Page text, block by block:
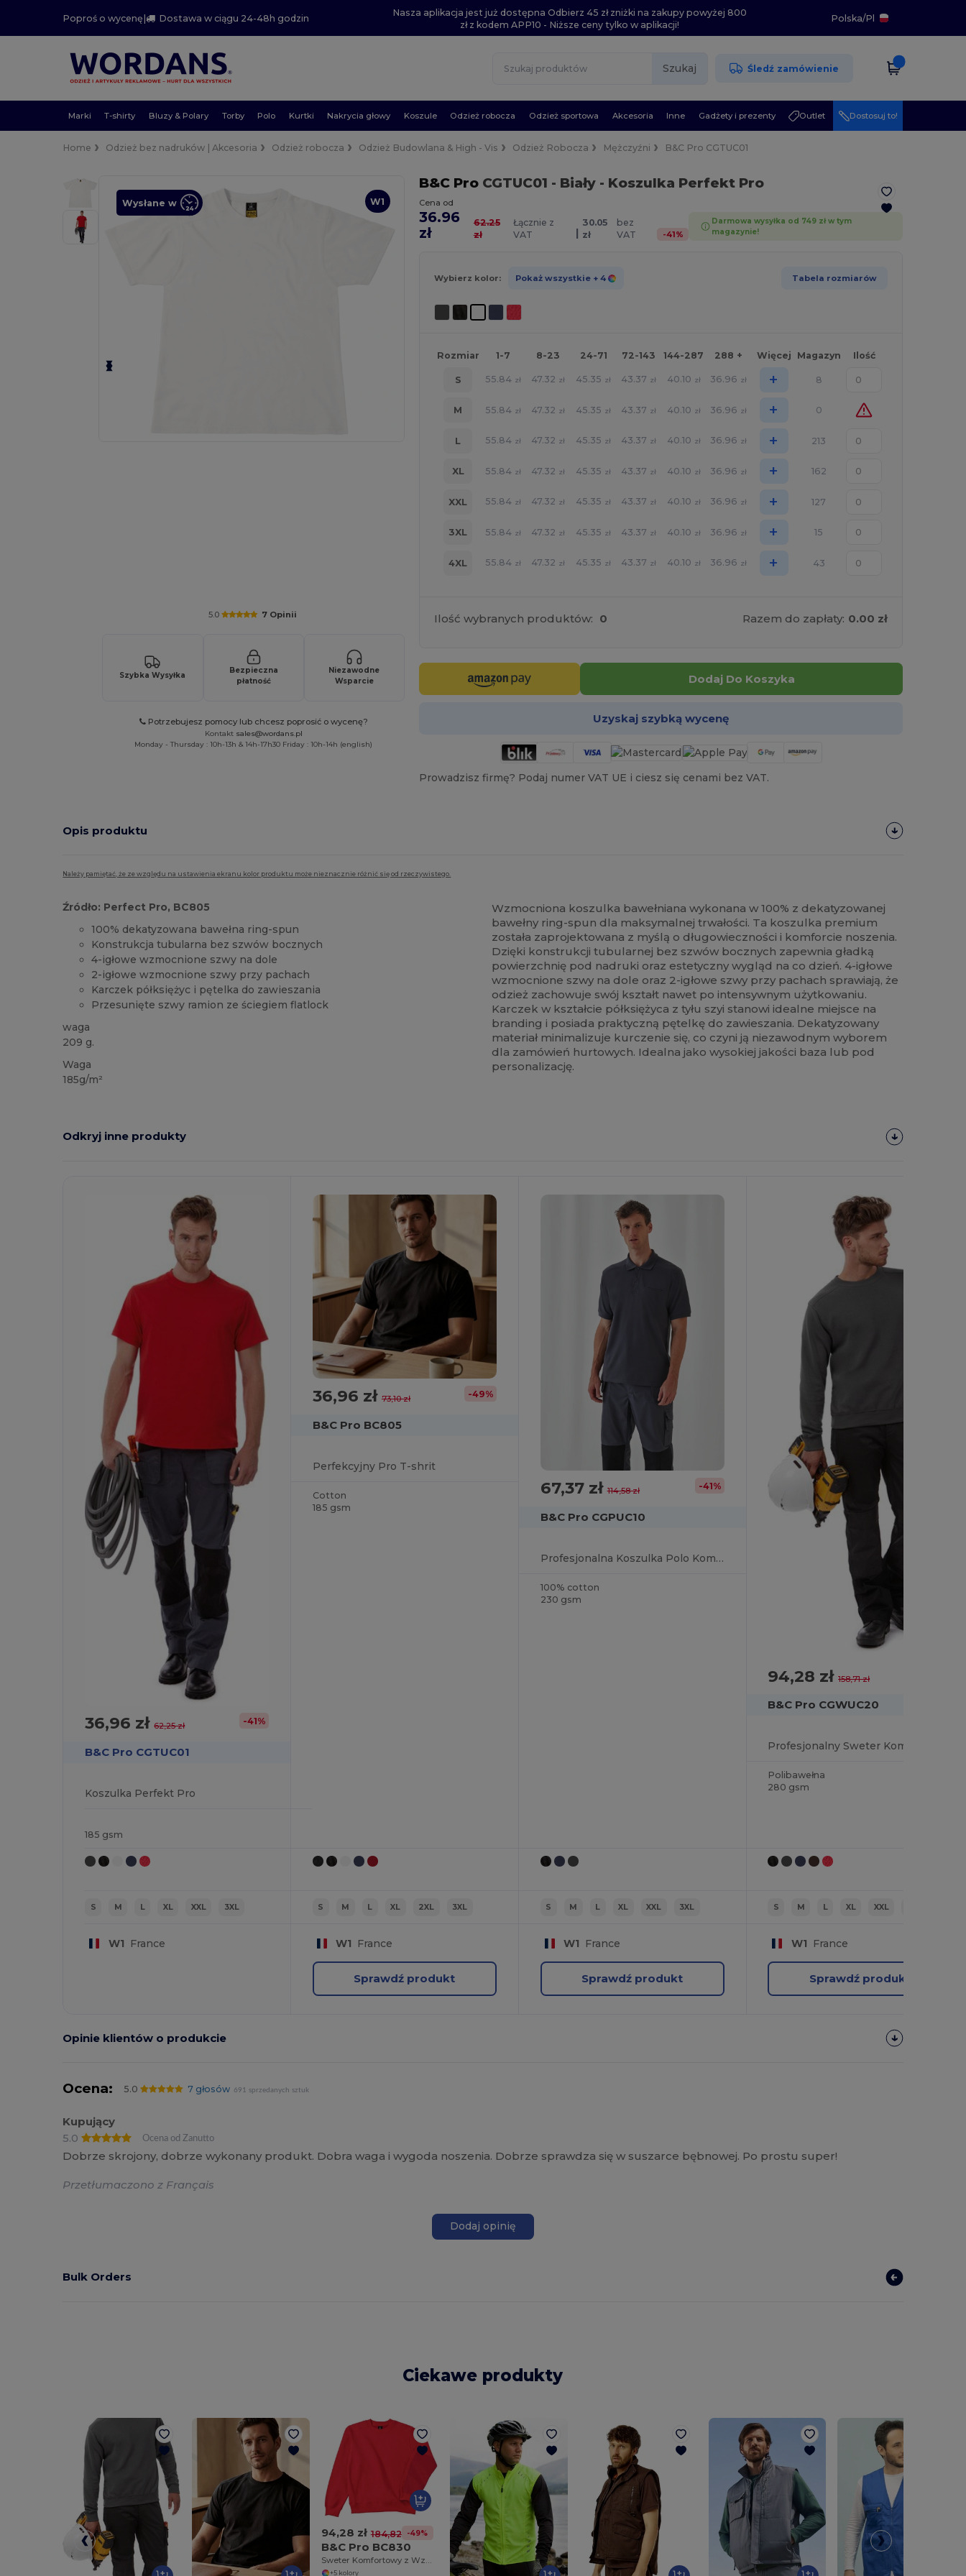
Poproś o wycenę| Dostawa w ciągu 24-48h godzin
Nasza aplikacja jest już dostępna Odbierz 45 zł zniżki na zakupy powyżej 800
zł z kodem APP10 - Niższe ceny tylko w aplikacji!
Polska/Pl
Szukaj Śledź zamówienie
Marki T-shirty Bluzy & Polary Torby Polo Kurtki Nakrycia głowy Koszule Odzież robocza Odzież sportowa Akcesoria Inne Gadżety i prezenty Outlet Dostosuj to!
Home Odzież bez nadruków | Akcesoria Odzież robocza Odzież Budowlana & High - Vis Odzież Robocza Mężczyźni B&C Pro CGTUC01
W1
Wysłane w
5.0 7 Opinii
Szybka Wysyłka
Bezpieczna
płatność
Niezawodne
Wsparcie
Potrzebujesz pomocy lub chcesz poprosić o wycenę?
Kontakt sales@wordans.pl
Monday - Thursday : 10h-13h & 14h-17h30 Friday : 10h-14h (english)
B&C ProCGTUC01 - Biały- Koszulka Perfekt Pro
Cena od
36.96
zł
62.25
zł
Łącznie z
VAT
|
30.05
zł
bez
VAT
-41%
Darmowa wysyłka od 749 zł w tym
magazynie!
Wybierz kolor: Pokaż wszystkie + 4 Tabela rozmiarów
Rozmiar 1-7 8-23 24-71 72-143 144-287 288 + Więcej Magazyn Ilość
S 55.84 zł 47.32 zł 45.35 zł 43.37 zł 40.10 zł 36.96 zł + 8
M 55.84 zł 47.32 zł 45.35 zł 43.37 zł 40.10 zł 36.96 zł + 0
L 55.84 zł 47.32 zł 45.35 zł 43.37 zł 40.10 zł 36.96 zł + 213
XL 55.84 zł 47.32 zł 45.35 zł 43.37 zł 40.10 zł 36.96 zł + 162
XXL 55.84 zł 47.32 zł 45.35 zł 43.37 zł 40.10 zł 36.96 zł + 127
3XL 55.84 zł 47.32 zł 45.35 zł 43.37 zł 40.10 zł 36.96 zł + 15
4XL 55.84 zł 47.32 zł 45.35 zł 43.37 zł 40.10 zł 36.96 zł + 43
Ilość wybranych produktów: 0 Razem do zapłaty: 0.00 zł
Dodaj Do Koszyka
Uzyskaj szybką wycenę
Prowadzisz firmę? Podaj numer VAT UE i ciesz się cenami bez VAT.
Opis produktu
Należy pamiętać, że ze względu na ustawienia ekranu kolor produktu może nieznacznie różnić się od rzeczywistego.
Źródło: Perfect Pro, BC805
100% dekatyzowana bawełna ring-spun
Konstrukcja tubularna bez szwów bocznych
4-igłowe wzmocnione szwy na dole
2-igłowe wzmocnione szwy przy pachach
Karczek półksiężyc i pętelka do zawieszania
Przesunięte szwy ramion ze ściegiem flatlock
waga
209 g.
Waga
185g/m²
Wzmocniona koszulka bawełniana wykonana w 100% z dekatyzowanej
bawełny ring-spun dla maksymalnej trwałości. Ta koszulka premium
została zaprojektowana z myślą o długowieczności i komforcie noszenia.
Dzięki konstrukcji tubularnej bez szwów bocznych zapewnia gładką
powierzchnię pod nadruki oraz estetyczny wygląd na co dzień. 4-igłowe
wzmocnione szwy na dole oraz 2-igłowe szwy przy pachach sprawiają, że
odzież zachowuje swój kształt nawet po intensywnym użytkowaniu.
Karczek w kształcie półksiężyca z tyłu szyi stanowi idealne miejsce na
branding i posiada praktyczną pętelkę do zawieszania. Dekatyzowany
materiał minimalizuje kurczenie się, co czyni ją niezawodnym wyborem
dla zamówień hurtowych. Idealna jako wysokiej jakości baza lub pod
personalizację.
Odkryj inne produkty
36,96 zł62,25 zł -41%
B&C Pro CGTUC01
Koszulka Perfekt Pro
185 gsm
S M L XL XXL 3XL
W1 France
36,96 zł 73,10 zł -49%
B&C Pro BC805
Perfekcyjny Pro T-shrit
Cotton
185 gsm
S M L XL 2XL 3XL
W1 France
Sprawdź produkt
67,37 zł114,58 zł -41%
B&C Pro CGPUC10
Profesjonalna Koszulka Polo Komfort
100% cotton
230 gsm
S M L XL XXL 3XL
W1 France
Sprawdź produkt
94,28 zł158,71 zł
B&C Pro CGWUC20
Polibawełna
280 gsm
S M L XL XXL
W1 France
Sprawdź produkt
Opinie klientów o produkcie
Ocena: 5.0 7 głosów 691 sprzedanych sztuk
Kupujący
5.0
Ocena od Zanutto
Dobrze skrojony, dobrze wykonany produkt. Dobra waga i wygoda noszenia. Dobrze sprawdza się w suszarce bębnowej. Po prostu super!
Przetłumaczono z Français
Dodaj opinię
Bulk Orders
Ciekawe produkty
94,28 zł 184,82 zł-49%
B&C Pro BC830
Sweter Komfortowy z Wzmocnionymi Ramionami
+5 kolory
Otrzymaj
45Zł zniżki!
Aby odebrać rabat, powiedz nam dla
kogo robisz zakupy: